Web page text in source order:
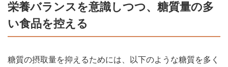
栄養バランスを意識しつつ、糖質量の多
い食品を控える
糖質の摂取量を抑えるためには、以下のような糖質を多く